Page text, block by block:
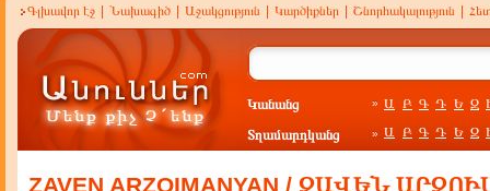
Գլխավոր էջ Նախագիծ Աջակցություն Կարծիքներ Շնորհակալություն
Կանանց » Ա Բ Գ Դ Ե Զ
Տղամարդկանց » Ա Բ Գ Դ Ե Զ
ZAVEN ARZOIMANYAN / ԶԱՎԵՆ